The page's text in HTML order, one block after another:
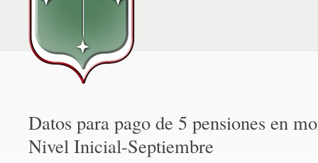
Datos para pago de 5 pensiones en
Nivel Inicial-Septiembre